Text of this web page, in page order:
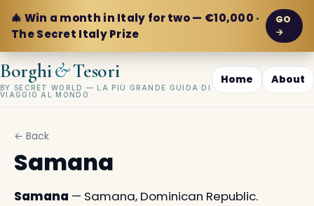
🎄 Win a month in Italy for two — €10,000 ·
The Secret Italy Prize
GO
→
Borghi&Tesori
BY SECRET WORLD — LA PIÙ GRANDE GUIDA DI
VIAGGIO AL MONDO
Home About
← Back
Samana
Samana — Samana, Dominican Republic.